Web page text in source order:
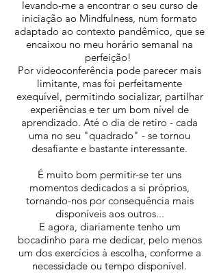
levando-me a encontrar o seu curso de
iniciação ao Mindfulness, num formato
adaptado ao contexto pandêmico, que se
encaixou no meu horário semanal na
perfeição!
Por videoconferência pode parecer mais
limitante, mas foi perfeitamente
exequível, permitindo socializar, partilhar
experiências e ter um bom nível de
aprendizado. Até o dia de retiro - cada
uma no seu "quadrado" - se tornou
desafiante e bastante interessante.
É muito bom permitir-se ter uns
momentos dedicados a si próprios,
tornando-nos por consequência mais
disponíveis aos outros...
E agora, diariamente tenho um
bocadinho para me dedicar, pelo menos
um dos exercícios à escolha, conforme a
necessidade ou tempo disponível.